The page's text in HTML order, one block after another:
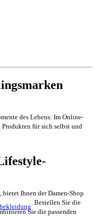
des Lebens: Im Online-
für sich selbst und
bietet Ihnen der Damen-Shop
. Bestellen Sie die
Sie die passenden